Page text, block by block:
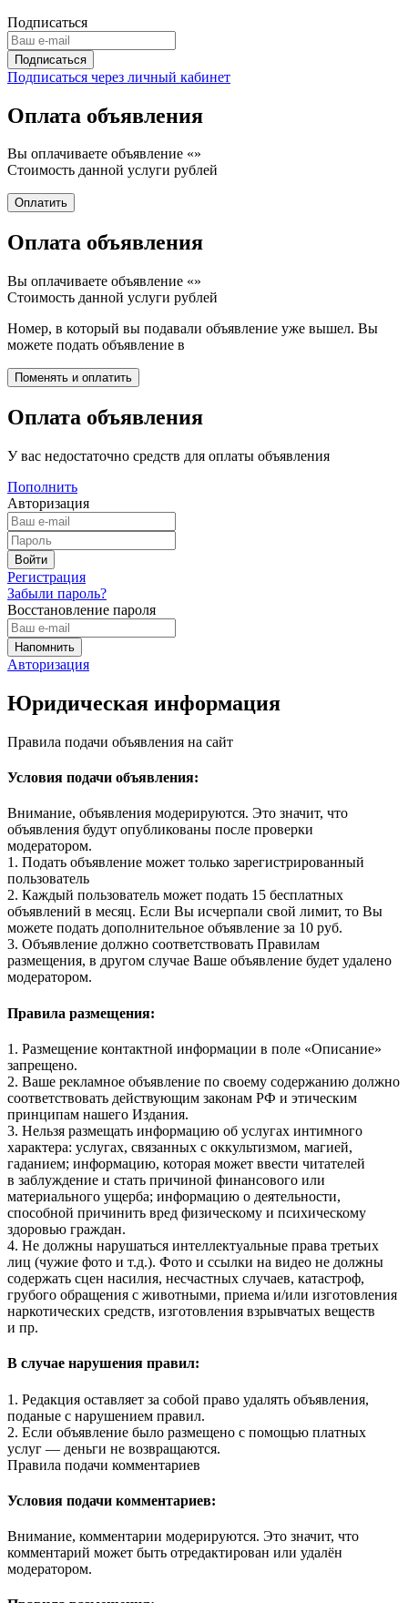
Подписаться
Подписаться через личный кабинет
Оплата объявления
Вы оплачиваете объявление «»
Стоимость данной услуги рублей
Оплата объявления
Вы оплачиваете объявление «»
Стоимость данной услуги рублей
Номер, в который вы подавали объявление уже вышел. Вы
можете подать объявление в
Оплата объявления
У вас недостаточно средств для оплаты объявления
Пополнить
Авторизация
Регистрация
Забыли пароль?
Восстановление пароля
Авторизация
Юридическая информация
Правила подачи объявления на сайт
Условия подачи объявления:
Внимание, объявления модерируются. Это значит, что
объявления будут опубликованы после проверки
модератором.
1. Подать объявление может только зарегистрированный
пользователь
2. Каждый пользователь может подать 15 бесплатных
объявлений в месяц. Если Вы исчерпали свой лимит, то Вы
можете подать дополнительное объявление за 10 руб.
3. Объявление должно соответствовать Правилам
размещения, в другом случае Ваше объявление будет удалено
модератором.
Правила размещения:
1. Размещение контактной информации в поле «Описание»
запрещено.
2. Ваше рекламное объявление по своему содержанию должно
соответствовать действующим законам РФ и этическим
принципам нашего Издания.
3. Нельзя размещать информацию об услугах интимного
характера: услугах, связанных с оккультизмом, магией,
гаданием; информацию, которая может ввести читателей
в заблуждение и стать причиной финансового или
материального ущерба; информацию о деятельности,
способной причинить вред физическому и психическому
здоровью граждан.
4. Не должны нарушаться интеллектуальные права третьих
лиц (чужие фото и т.д.). Фото и ссылки на видео не должны
содержать сцен насилия, несчастных случаев, катастроф,
грубого обращения с животными, приема и/или изготовления
наркотических средств, изготовления взрывчатых веществ
и пр.
В случае нарушения правил:
1. Редакция оставляет за собой право удалять объявления,
поданые с нарушением правил.
2. Если объявление было размещено с помощью платных
услуг — деньги не возвращаются.
Правила подачи комментариев
Условия подачи комментариев:
Внимание, комментарии модерируются. Это значит, что
комментарий может быть отредактирован или удалён
модератором.